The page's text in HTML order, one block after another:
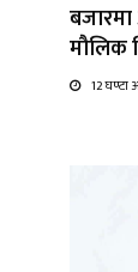
मौलिक
12 घण्टा